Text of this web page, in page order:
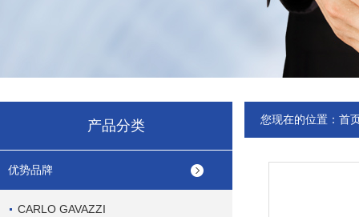
产品分类
优势品牌
CARLO GAVAZZI
您现在的位置： 首